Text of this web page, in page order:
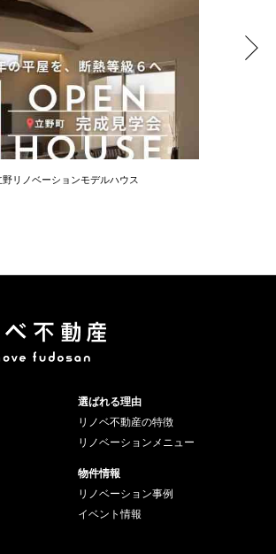
野リノベーションモデルハウス
選ばれる理由
リノベ不動産の特徴
リノベーションメニュー
物件情報
リノベーション事例
イベント情報